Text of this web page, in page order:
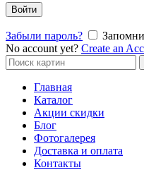
Войти
Забыли пароль?
No account yet? Create an
Search
for:
Главная
Каталог
Акции скидки
Блог
Фотогалерея
Доставка и оплата
Контакты